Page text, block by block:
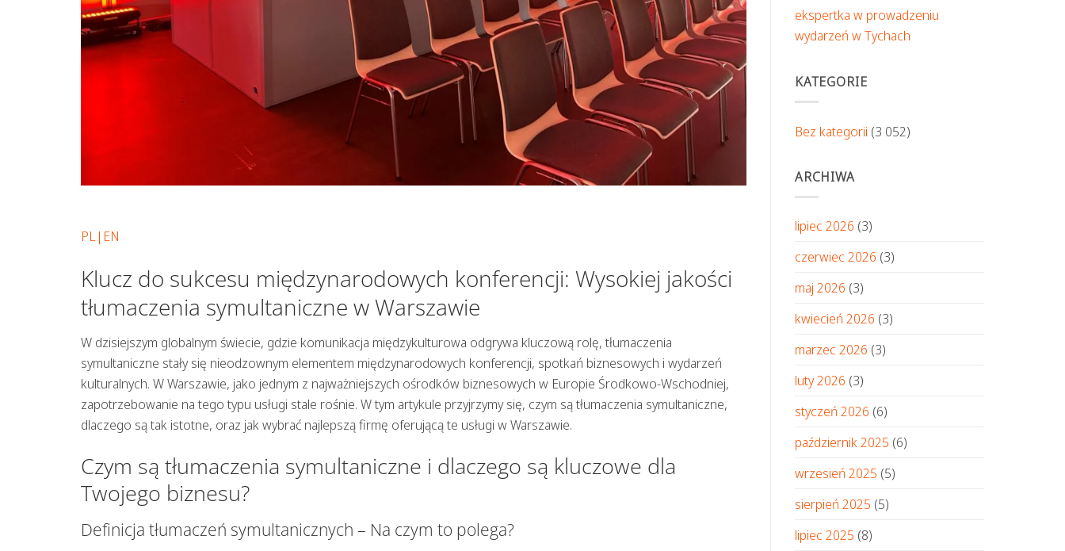
PL|EN
Klucz do sukcesu międzynarodowych konferencji: Wysokiej jakości
tłumaczenia symultaniczne w Warszawie
W dzisiejszym globalnym świecie, gdzie komunikacja międzykulturowa odgrywa kluczową rolę, tłumaczenia
symultaniczne stały się nieodzownym elementem międzynarodowych konferencji, spotkań biznesowych i wydarzeń
kulturalnych. W Warszawie, jako jednym z najważniejszych ośrodków biznesowych w Europie Środkowo-Wschodniej,
zapotrzebowanie na tego typu usługi stale rośnie. W tym artykule przyjrzymy się, czym są tłumaczenia symultaniczne,
dlaczego są tak istotne, oraz jak wybrać najlepszą firmę oferującą te usługi w Warszawie.
Czym są tłumaczenia symultaniczne i dlaczego są kluczowe dla
Twojego biznesu?
Definicja tłumaczeń symultanicznych – Na czym to polega?
ekspertka w prowadzeniu
wydarzeń w Tychach
KATEGORIE
Bez kategorii (3 052)
ARCHIWA
lipiec 2026 (3)
czerwiec 2026 (3)
maj 2026 (3)
kwiecień 2026 (3)
marzec 2026 (3)
luty 2026 (3)
styczeń 2026 (6)
październik 2025 (6)
wrzesień 2025 (5)
sierpień 2025 (5)
lipiec 2025 (8)